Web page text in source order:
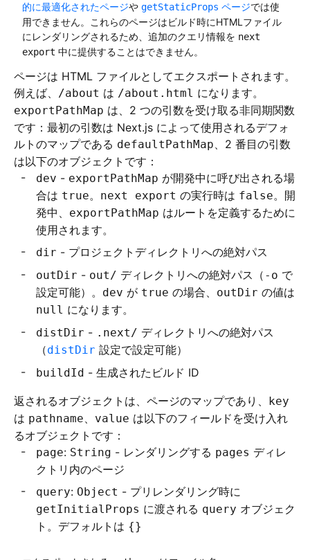
的に最適化されたページや getStaticProps ページでは使
用できません。これらのページはビルド時にHTMLファイル
にレンダリングされるため、追加のクエリ情報を next
export 中に提供することはできません。
ページは HTML ファイルとしてエクスポートされます。
例えば、 /about は /about.html になります。
exportPathMap は、2 つの引数を受け取る非同期関数
です：最初の引数は Next.js によって使用されるデフォ
ルトのマップである defaultPathMap、2 番目の引数
は以下のオブジェクトです：
dev - exportPathMap が開発中に呼び出される場
合は true。 next export の実行時は false。開
発中、 exportPathMap はルートを定義するために
使用されます。
dir - プロジェクトディレクトリへの絶対パス
outDir - out/ ディレクトリへの絶対パス（ -o で
設定可能）。 dev が true の場合、 outDir の値は
null になります。
distDir - .next/ ディレクトリへの絶対パス
（distDir 設定で設定可能）
buildId - 生成されたビルド ID
返されるオブジェクトは、ページのマップであり、 key
は pathname、 value は以下のフィールドを受け入れ
るオブジェクトです：
page: String - レンダリングする pages ディレ
クトリ内のページ
query: Object - プリレンダリング時に
getInitialProps に渡される query オブジェク
ト。デフォルトは {}